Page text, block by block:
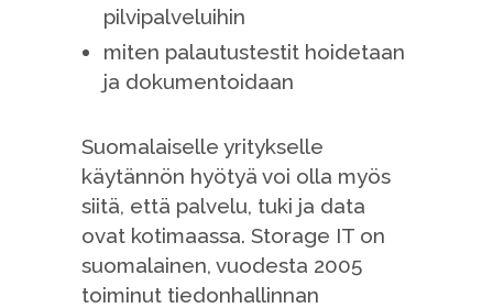
pilvipalveluihin
miten palautustestit hoidetaan
ja dokumentoidaan
Suomalaiselle yritykselle
käytännön hyötyä voi olla myös
siitä, että palvelu, tuki ja data
ovat kotimaassa. Storage IT on
suomalainen, vuodesta 2005
toiminut tiedonhallinnan